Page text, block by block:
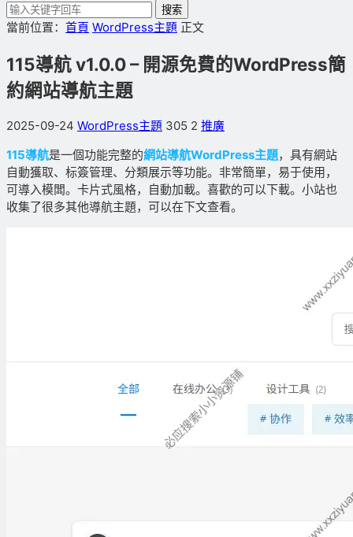
搜索
當前位置： 首頁 WordPress主題 正文
115導航 v1.0.0 – 開源免費的WordPress簡
約網站導航主題
2025-09-24 WordPress主題 305 2 推廣
115導航是一個功能完整的網站導航WordPress主題，具有網站
自動獲取、标簽管理、分類展示等功能。非常簡單，易于使用，
可導入模闆。卡片式風格，自動加載。喜歡的可以下載。小站也
收集了很多其他導航主題，可以在下文查看。